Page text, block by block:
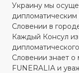
Украину мы
дипломатическим
Словении в
Каждый Консул
Словении знает
FUNERALIA и